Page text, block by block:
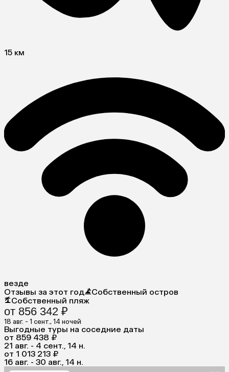
15 км
везде
Отзывы за этот год
Собственный остров
Собственный пляж
от 856 342 ₽
18 авг. - 1 сент., 14 ночей
Выгодные туры на соседние даты
от 859 438 ₽
21 авг. - 4 сент., 14 н.
от 1 013 213 ₽
16 авг. - 30 авг., 14 н.